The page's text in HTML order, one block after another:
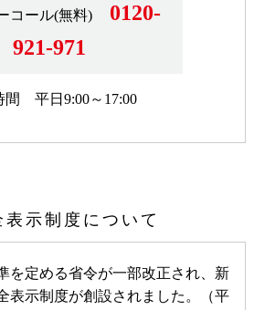
コール(無料)
0120-
921-971
間 平日9:00～17:00
示制度について
を定める省令が一部改正され、新
表示制度が創設されました。（平